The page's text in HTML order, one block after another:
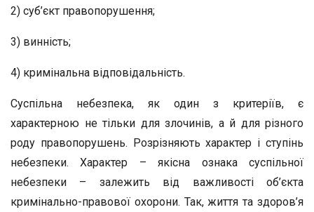
2) суб’єкт правопорушення;
3) винність;
4) кримінальна відповідальність.
Суспільна небезпека, як один з критеріїв, є
характерною не тільки для злочинів, а й для різного
роду правопорушень. Розрізняють характер і ступінь
небезпеки. Характер – якісна ознака суспільної
небезпеки – залежить від важливості об’єкта
кримінально-правової охорони. Так, життя та здоров’я